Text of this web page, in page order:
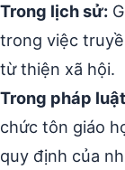
Trong lịch sử:
trong việc
từ thiện xã hội.
Trong pháp
chức tôn giáo
quy định của